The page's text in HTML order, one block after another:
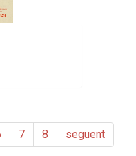
7 8 següent